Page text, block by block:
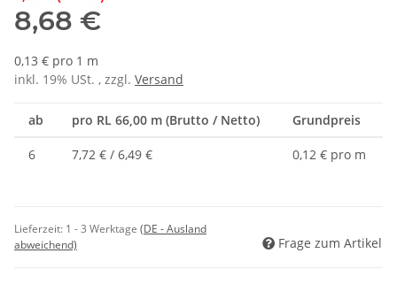
8,68 €
0,13 € pro 1 m
inkl. 19% USt. , zzgl. Versand
ab pro RL 66,00 m (Brutto / Netto) Grundpreis
6 7,72 € / 6,49 € 0,12 € pro m
Lieferzeit: 1 - 3 Werktage (DE - Ausland
abweichend)
Frage zum Artikel